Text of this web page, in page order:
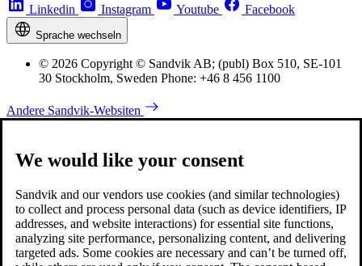
Linkedin
Instagram Youtube Facebook
Sprache wechseln
© 2026 Copyright © Sandvik AB; (publ) Box 510, SE-101
30 Stockholm, Sweden Phone: +46 8 456 1100
Andere Sandvik-Websiten
We would like your consent
Sandvik and our vendors use cookies (and similar technologies)
to collect and process personal data (such as device identifiers, IP
addresses, and website interactions) for essential site functions,
analyzing site performance, personalizing content, and delivering
targeted ads. Some cookies are necessary and can’t be turned off,